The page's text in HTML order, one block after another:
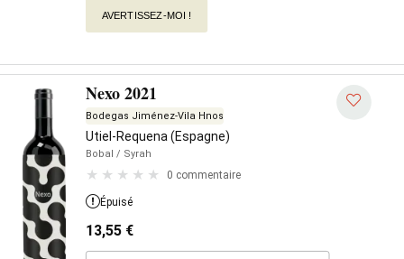
AVERTISSEZ-MOI !
Nexo 2021
Bodegas Jiménez-Vila Hnos
Utiel-Requena (Espagne)
Bobal / Syrah
0 commentaire
Épuisé
13,55 €